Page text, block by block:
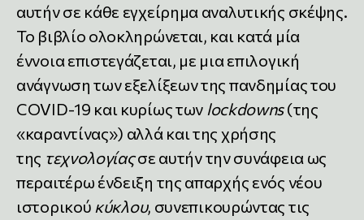
αυτήν σε κάθε εγχείρημα αναλυτικής σκέψης.
Το βιβλίο ολοκληρώνεται, και κατά μία
έννοια επιστεγάζεται, με μια επιλογική
ανάγνωση των εξελίξεων της πανδημίας του
COVID-19 και κυρίως των lockdowns(της
«καραντίνας») αλλά και της χρήσης
της τεχνολογίαςσε αυτήν την συνάφεια ως
περαιτέρω ένδειξη της απαρχής ενός νέου
ιστορικού κύκλου, συνεπικουρώντας τις